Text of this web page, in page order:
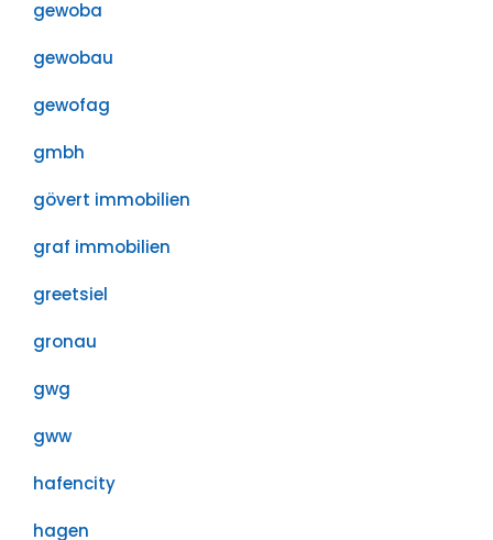
gewoba
gewobau
gewofag
gmbh
gövert immobilien
graf immobilien
greetsiel
gronau
gwg
gww
hafencity
hagen